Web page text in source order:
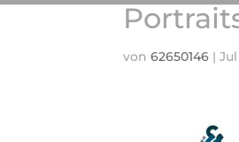
von 62650146 |